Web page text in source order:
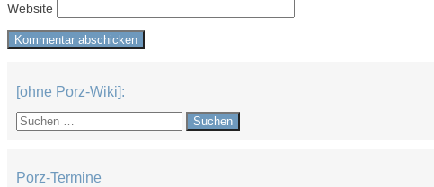
Website
[ohne Porz-Wiki]:
Suchen
nach:
Porz-Termine